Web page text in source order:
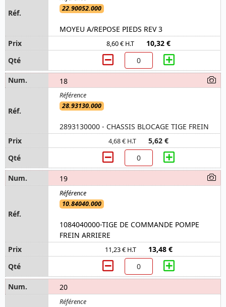
22.90052.000
MOYEU A/REPOSE PIEDS REV 3
8,60 € H.T 10,32 €
18
28.93130.000
2893130000 - CHASSIS BLOCAGE TIGE FREIN
4,68 € H.T 5,62 €
19
10.84040.000
1084040000-TIGE DE COMMANDE POMPE
FREIN ARRIERE
11,23 € H.T 13,48 €
20